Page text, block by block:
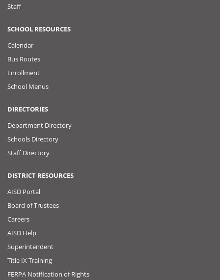
Staff
SCHOOL RESOURCES
Calendar
Bus Routes
Enrollment
School Menus
DIRECTORIES
Department Directory
Schools Directory
Staff Directory
DISTRICT RESOURCES
AISD Portal
Board of Trustees
Careers
AISD Help
Superintendent
Title IX Training
FERPA Notification of Rights